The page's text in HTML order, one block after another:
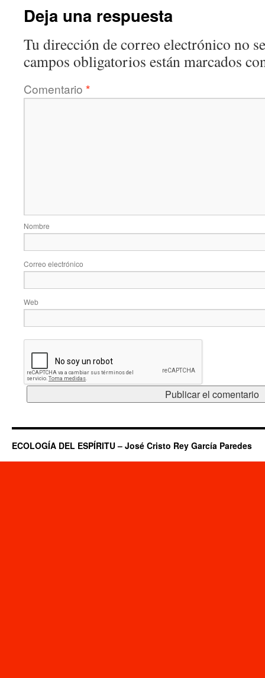
Deja una respuesta
Tu dirección de correo electrónico no
campos obligatorios están marcados
Comentario *
Nombre
Correo electrónico
Web
ECOLOGÍA DEL ESPÍRITU – José Cristo Rey García Paredes